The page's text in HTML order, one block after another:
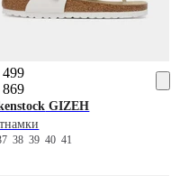
GIZEH
38394041